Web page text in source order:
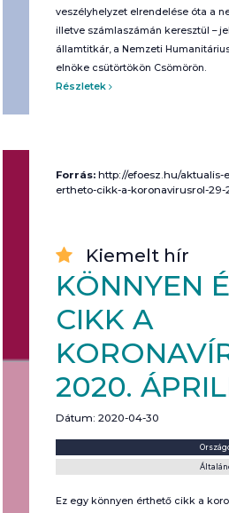
veszélyhelyzet elrendelése óta a
illetve számlaszámán keresztül –
államtitkár, a Nemzeti
elnöke csütörtökön Csömörön.
Részletek
Forrás: http://efoesz.hu/
ertheto-cikk-a-koronavirusrol-29-
Kiemelt hír
KÖNNYEN
CIKK A
2020.
Dátum: 2020-04-30
Ez egy könnyen érthető cikk a